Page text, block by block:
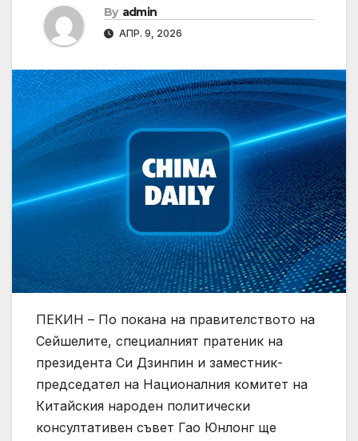
By admin
АПР. 9, 2026
ПЕКИН – По покана на правителството на
Сейшелите, специалният пратеник на
президента Си Дзинпин и заместник-
председател на Националния комитет на
Китайския народен политически
консултативен съвет Гао Юнлонг ще